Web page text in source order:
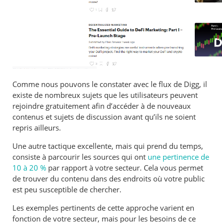
Comme nous pouvons le constater avec le flux de Digg, il
existe de nombreux sujets que les utilisateurs peuvent
rejoindre gratuitement afin d’accéder à de nouveaux
contenus et sujets de discussion avant qu’ils ne soient
repris ailleurs.
Une autre tactique excellente, mais qui prend du temps,
consiste à parcourir les sources qui ont une pertinence de
10 à 20 % par rapport à votre secteur. Cela vous permet
de trouver du contenu dans des endroits où votre public
est peu susceptible de chercher.
Les exemples pertinents de cette approche varient en
fonction de votre secteur, mais pour les besoins de ce